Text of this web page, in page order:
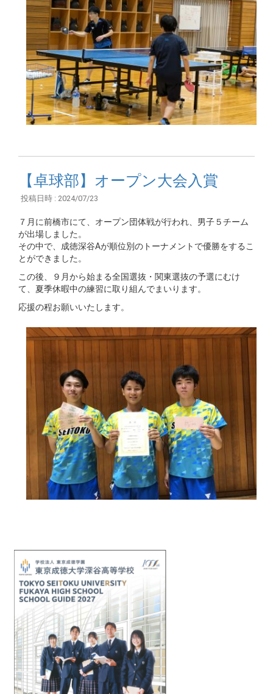
【卓球部】オープン大会入賞
投稿日時 : 2024/07/23
７月に前橋市にて、オープン団体戦が行われ、男子５チーム
が出場しました。
その中で、成徳深谷Aが順位別のトーナメントで優勝をするこ
とができました。
この後、９月から始まる全国選抜・関東選抜の予選にむけ
て、夏季休暇中の練習に取り組んでまいります。
応援の程お願いいたします。